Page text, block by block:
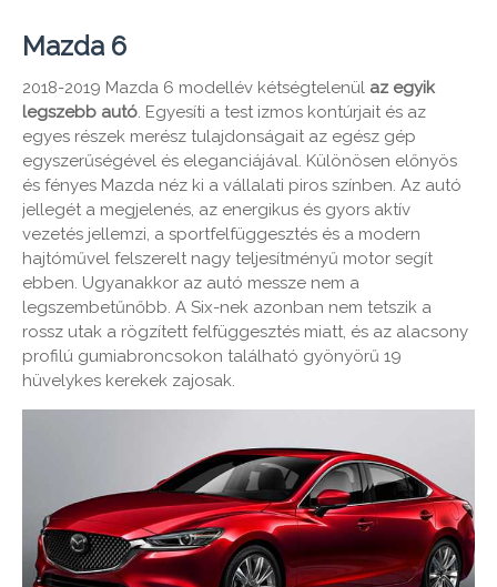
Mazda 6
2018-2019 Mazda 6 modellév kétségtelenül az egyik
legszebb autó. Egyesíti a test izmos kontúrjait és az
egyes részek merész tulajdonságait az egész gép
egyszerűségével és eleganciájával. Különösen előnyös
és fényes Mazda néz ki a vállalati piros színben. Az autó
jellegét a megjelenés, az energikus és gyors aktív
vezetés jellemzi, a sportfelfüggesztés és a modern
hajtóművel felszerelt nagy teljesítményű motor segít
ebben. Ugyanakkor az autó messze nem a
legszembetűnőbb. A Six-nek azonban nem tetszik a
rossz utak a rögzített felfüggesztés miatt, és az alacsony
profilú gumiabroncsokon található gyönyörű 19
hüvelykes kerekek zajosak.